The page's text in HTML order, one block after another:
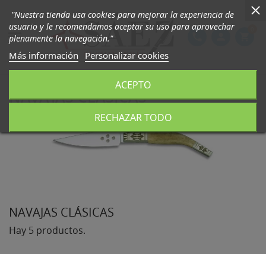

NAVAJAS CLÁSICAS
NAVAJAS CLÁSICAS
Hay 5 productos.
"Nuestra tienda usa cookies para mejorar la experiencia de
usuario y le recomendamos aceptar su uso para aprovechar
plenamente la navegación."
Más información Personalizar cookies
RECHAZAR TODO
ACEPTO